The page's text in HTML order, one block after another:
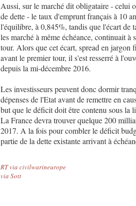
Aussi, sur le marché dit obligataire - celui
de dette - le taux d'emprunt français à 10
l'équilibre, à 0,845%, tandis que l'écart de
les marché à même échéance, continuait
tour. Alors que cet écart, spread en jargon
avant le premier tour, il s'est resserré à
depuis la mi-décembre 2016.
Les investisseurs peuvent donc dormir
dépenses de l'Etat avant de remettre en
but que le déficit doit être contenu sous la
La France devra trouver quelque 200
2017. A la fois pour combler le déficit
partie de la dette existante arrivant à
RT via civilwarineurope
via Sott